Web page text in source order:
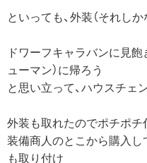
といっても、外装（それしか
ドワーフキャラバンに見飽
ューマン）に帰ろう
と思い立って、ハウスチェ
外装も取れたのでポチポ
装備商人のとこから購入し
も取り付け